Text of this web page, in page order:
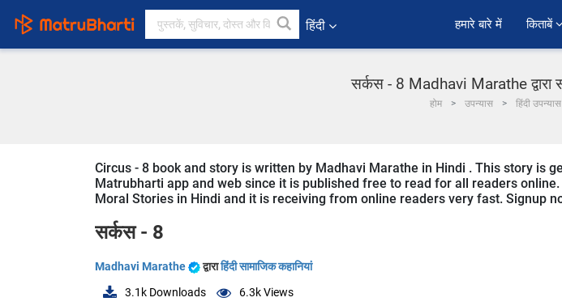
हिंदी हमारे बारे में किताबें
सर्कस - 8 Madhavi Marathe द्वारा
होम उपन्यास हिंदी उपन्यास
Circus - 8 book and story is written by Madhavi Marathe in Hindi . This story is
Matrubharti app and web since it is published free to read for all readers
Moral Stories in Hindi and it is receiving from online readers very fast. Signup
सर्कस - 8
Madhavi Marathe द्वाराहिंदी सामाजिक कहानियां
3.1k Downloads 6.3kViews